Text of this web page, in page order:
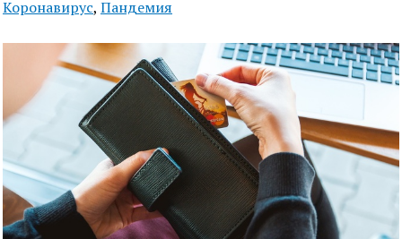
Коронавирус, Пандемия